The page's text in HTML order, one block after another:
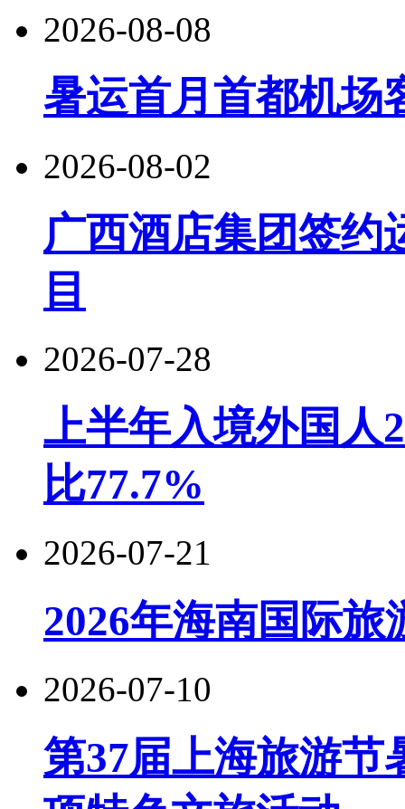
2026-08-08
暑运首月首都机场
2026-08-02
广西酒店集团签约
目
2026-07-28
上半年入境外国人
比77.7%
2026-07-21
2026年海南国际
2026-07-10
第37届上海旅游节